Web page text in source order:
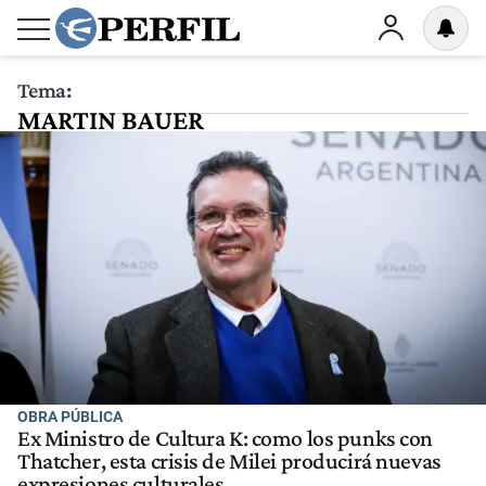
Tema:
MARTIN BAUER
OBRA PÚBLICA
Ex Ministro de Cultura K: como los punks con
Thatcher, esta crisis de Milei producirá nuevas